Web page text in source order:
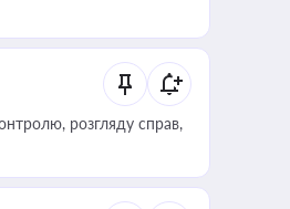
розгляду справ,